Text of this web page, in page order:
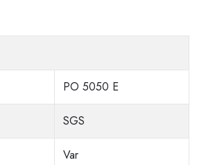
PO 5050 E
SGS
Var